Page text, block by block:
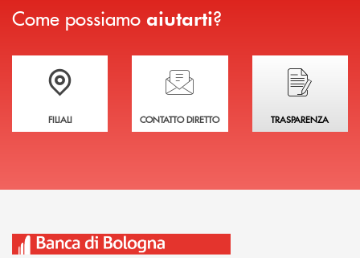
Come possiamo aiutarti?
Trova la filiale più vicina a te
FILIALI
Hai bisogno di assistenza immediata?
CONTATTO DIRETTO
Hai bisogno di
TRASPARENZA